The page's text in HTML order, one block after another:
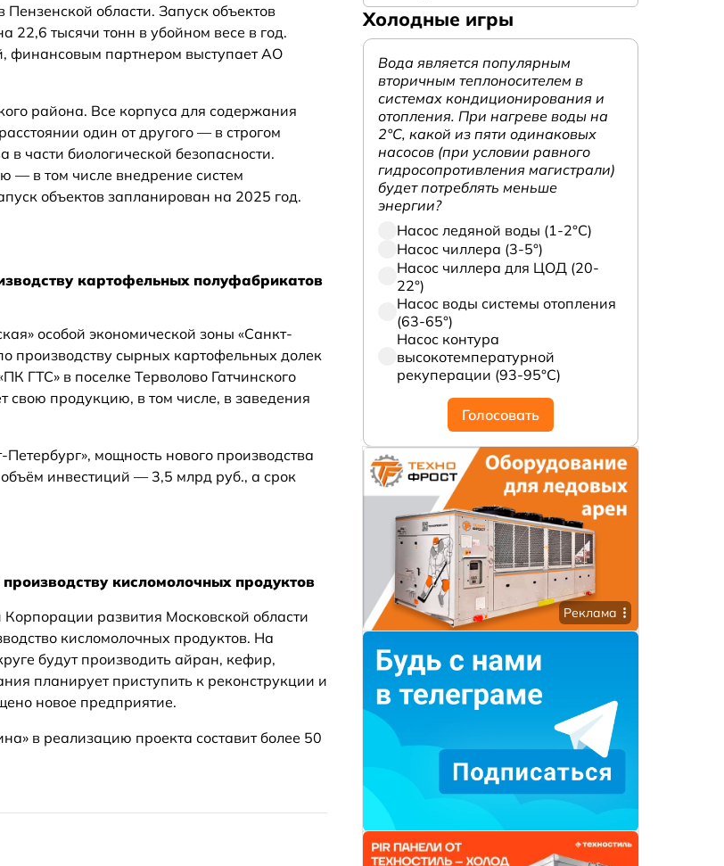
Пензенской области. Запуск объектов
22,6 тысячи тонн в убойном весе в год.
финансовым партнером выступает АО
района. Все корпуса для содержания
один от другого — в строгом
в части биологической безопасности.
— в том числе внедрение систем
объектов запланирован на 2025 год.
картофельных полуфабрикатов
особой экономической зоны «Санкт-
производству сырных картофельных долек
ГТС» в поселке Терволово Гатчинского
свою продукцию, в том числе, в заведения
мощность нового производства
объём инвестиций — 3,5 млрд руб., а срок
кисломолочных продуктов
развития Московской области
кисломолочных продуктов. На
будут производить айран, кефир,
планирует приступить к реконструкции и
новое предприятие.
в реализацию проекта составит более 50
Холодные игры
Вода является популярным
вторичным теплоносителем в
системах кондиционирования и
отопления. При нагреве воды на
2°С, какой из пяти одинаковых
насосов (при условии равного
гидросопротивления магистрали)
будет потреблять меньше
энергии?
Насос ледяной воды (1-2°С)
Насос чиллера (3-5°)
Насос чиллера для ЦОД (20-
22°)
Насос воды системы отопления
(63-65°)
Насос контура
высокотемпературной
рекуперации (93-95°С)
Голосовать
Реклама